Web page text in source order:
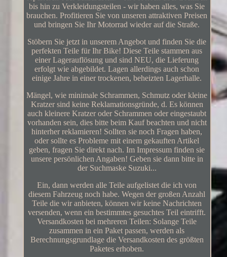
bis hin zu Verkleidungsteilen - wir haben alles, was Sie
brauchen. Profitieren Sie von unseren attraktiven Preisen
und bringen Sie Ihr Motorrad wieder auf die Straße.
Stöbern Sie jetzt in unserem Angebot und finden Sie die
perfekten Teile für Ihr Bike! Diese Teile stammen aus
einer Lagerauflösung und sind NEU, die Lieferung
erfolgt wie abgebildet. Lagen allerdings auch schon
einige Jahre in einer trockenen, beheizten Lagerhalle.
Mängel, wie minimale Schrammen, Schmutz oder kleine
Kratzer sind keine Reklamationsgründe, d. Es können
auch kleinere Kratzer oder Schrammen oder eingestaubt
vorhanden sein, dies bitte beim Kauf beachten und nicht
hinterher reklamieren! Sollten sie noch Fragen haben,
oder sollte es Probleme mit einem gekauften Artikel
geben, fragen Sie direkt nach. Im Impressum finden sie
unsere persönlichen Angaben! Geben sie dann bitte in
der Suchmaske Suzuki...
Ein, dann werden alle Teile aufgelistet die ich von
diesem Fahrzeug noch habe. Wegen der großen Anzahl
Teile die wir anbieten, können wir keine Nachrichten
versenden, wenn ein bestimmtes gesuchtes Teil eintrifft.
Versandkosten bei mehreren Teilen: Solange Teile
zusammen in ein Paket passen, werden als
Berechnungsgrundlage die Versandkosten des größten
Paketes erhoben.